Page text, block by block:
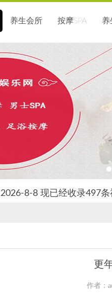
养生会所 按摩SPA 养
8-8 现已经收录497
更
作者：